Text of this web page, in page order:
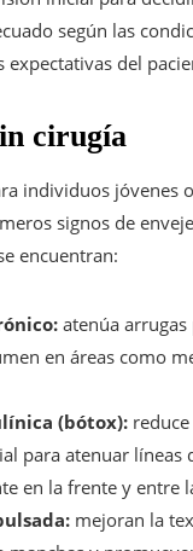
según las
expectativas del
cirugía
individuos jóvenes
signos de
encuentran:
atenúa arrugas
en áreas como
(bótox):
para atenuar líneas
en la frente y entre
mejoran la